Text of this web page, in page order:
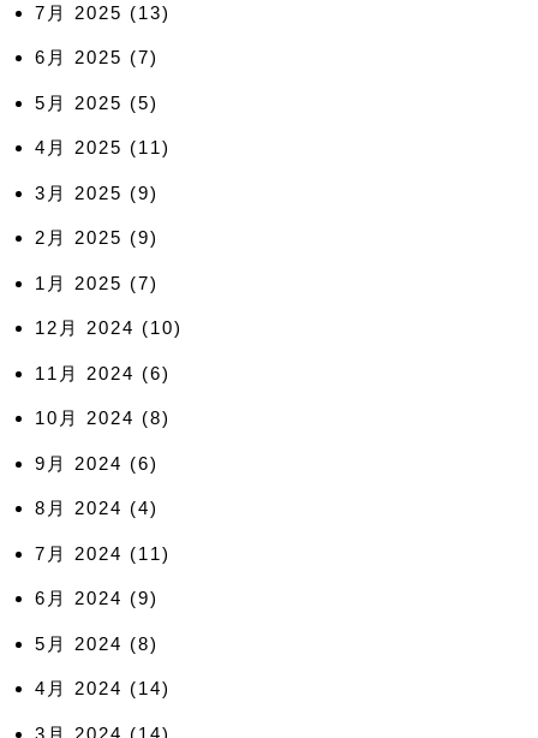
7月 2025 (13)
6月 2025 (7)
5月 2025 (5)
4月 2025 (11)
3月 2025 (9)
2月 2025 (9)
1月 2025 (7)
12月 2024 (10)
11月 2024 (6)
10月 2024 (8)
9月 2024 (6)
8月 2024 (4)
7月 2024 (11)
6月 2024 (9)
5月 2024 (8)
4月 2024 (14)
3月 2024 (14)